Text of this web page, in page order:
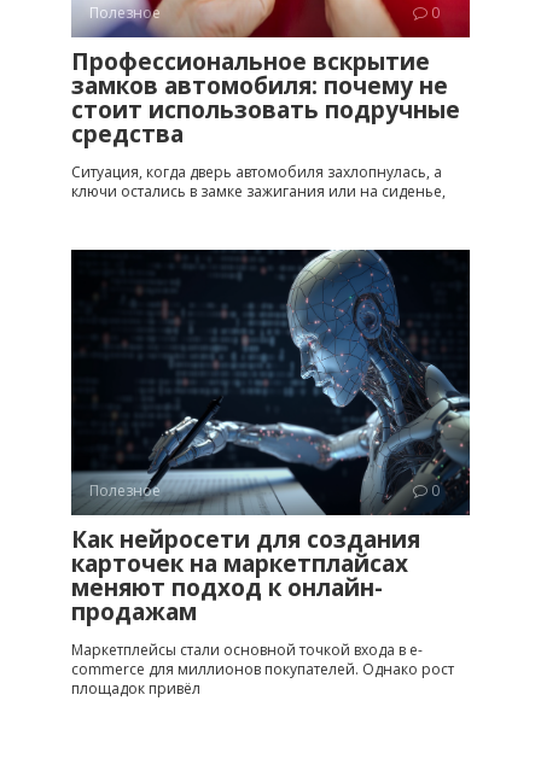
Полезное 0
Профессиональное вскрытие
замков автомобиля: почему не
стоит использовать подручные
средства
Ситуация, когда дверь автомобиля захлопнулась, а
ключи остались в замке зажигания или на сиденье,
Полезное 0
Как нейросети для создания
карточек на маркетплайсах
меняют подход к онлайн-
продажам
Маркетплейсы стали основной точкой входа в e-
commerce для миллионов покупателей. Однако рост
площадок привёл